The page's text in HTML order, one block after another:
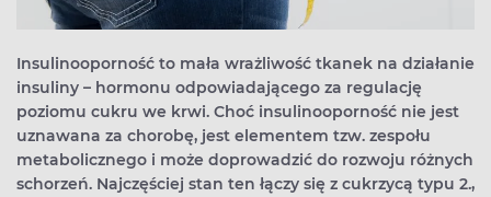
Insulinooporność to mała wrażliwość tkanek na działanie
insuliny – hormonu odpowiadającego za regulację
poziomu cukru we krwi. Choć insulinooporność nie jest
uznawana za chorobę, jest elementem tzw. zespołu
metabolicznego i może doprowadzić do rozwoju różnych
schorzeń. Najczęściej stan ten łączy się z cukrzycą typu 2.,